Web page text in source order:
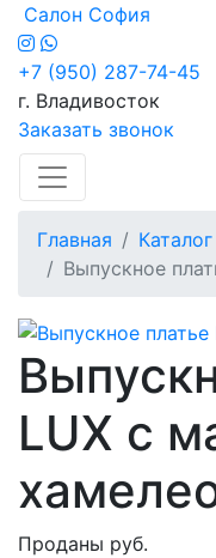
Салон София
+7 (950) 287-74-45
г. Владивосток
Заказать звонок
Главная Каталог
Выпускное
LUX с
Проданы руб.